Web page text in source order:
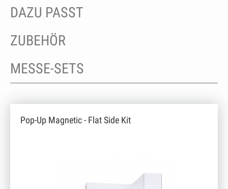
DAZU PASST
ZUBEHÖR
MESSE-SETS
Pop-Up Magnetic - Flat Side Kit